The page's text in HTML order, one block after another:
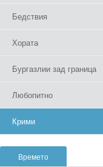
Бедствия
Хората
Бургазлии зад граница
Любопитно
Крими
Времето